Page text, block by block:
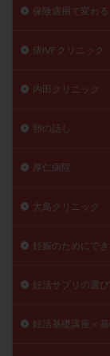
保険適用で変わ
俵IVFクリニック
内田クリニック
卵の話し
厚仁病院
大島クリニック
妊娠のためにでき
妊活サプリの選び
妊活基礎講座＜